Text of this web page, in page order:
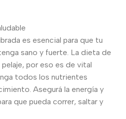
es esencial para que tu
sano y fuerte. La dieta de
por eso es de vital
todos los nutrientes
Asegurá la energía y
que pueda correr, saltar y